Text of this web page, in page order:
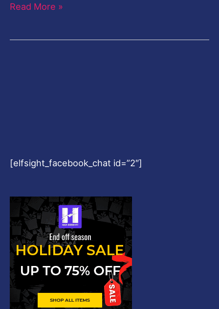
Read More »
[elfsight_facebook_chat id=”2″]